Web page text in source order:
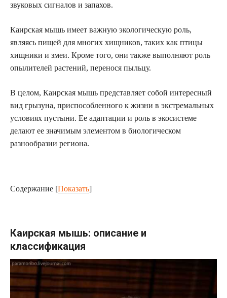
звуковых сигналов и запахов.
Каирская мышь имеет важную экологическую роль,
являясь пищей для многих хищников, таких как птицы
хищники и змеи. Кроме того, они также выполняют роль
опылителей растений, перенося пыльцу.
В целом, Каирская мышь представляет собой интересный
вид грызуна, приспособленного к жизни в экстремальных
условиях пустыни. Ее адаптации и роль в экосистеме
делают ее значимым элементом в биологическом
разнообразии региона.
Содержание [Показать]
Каирская мышь: описание и
классификация